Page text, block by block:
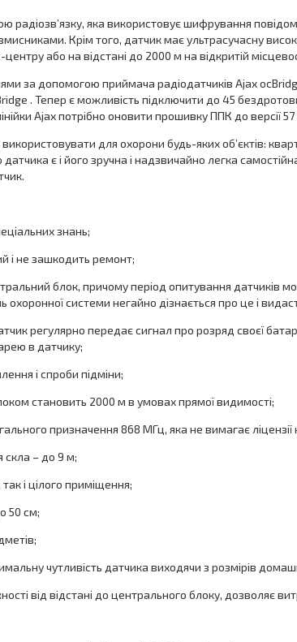
яка використовує шифрування
Крім того, датчик має ультрасучасну
або на відстані до 2000 м на відкритій
за допомогою приймача радіодатчиків Ajax
. Тепер є можливість підключити до 45
Ajax потрібно оновити прошивку ППК до версії 57
для охорони будь-яких об’єктів:
є і його зручна і надзвичайно легка
знань;
і не зашкодить ремонт;
блок, причому період опитування датчиків
системи негайно дізнається про це і
регулярно передає сигнал про розряд своєї
в датчику;
і спроби підміни;
становить 2000 м в умовах прямої видимості;
призначення 868 МГц, яка не вимагає
скла – до 9 м;
і цілого приміщення;
50 см;
чутливість датчика виходячи з розмірів
від відстані до центрального блоку, дозволяє